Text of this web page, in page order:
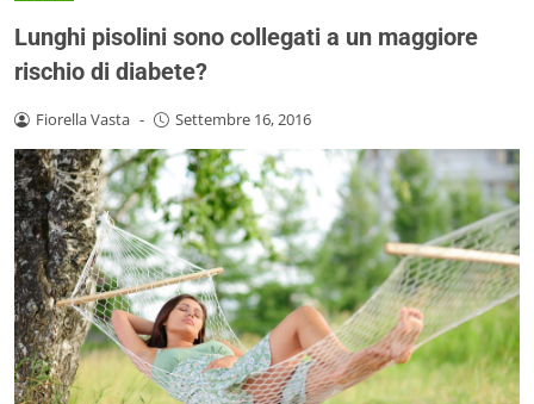
Lunghi pisolini sono collegati a un maggiore
rischio di diabete?
Fiorella Vasta - Settembre 16, 2016